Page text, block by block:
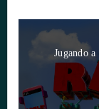
Jugando a